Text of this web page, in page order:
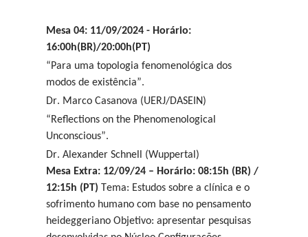
Mesa 04: 11/09/2024 - Horário:
16:00h(BR)/20:00h(PT)
“Para uma topologia fenomenológica dos
modos de existência”.
Dr. Marco Casanova (UERJ/DASEIN)
“Reflections on the Phenomenological
Unconscious”.
Dr. Alexander Schnell (Wuppertal)
Mesa Extra: 12/09/24 – Horário: 08:15h (BR) /
12:15h (PT) Tema: Estudos sobre a clínica e o
sofrimento humano com base no pensamento
heideggeriano Objetivo: apresentar pesquisas